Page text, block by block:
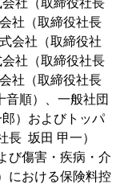
社（取締役社長
社（取締役社長
会社（取締役社
社（取締役社長
社（取締役社長
音順）、一般社団
）およびトッパ
長 坂田 甲一）
び傷害・疾病・介
における保険料控